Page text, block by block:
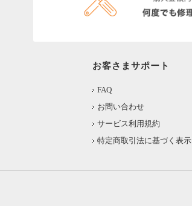
お客さまサポート
FAQ
お問い合わせ
サービス利用規約
特定商取引法に基づく表示